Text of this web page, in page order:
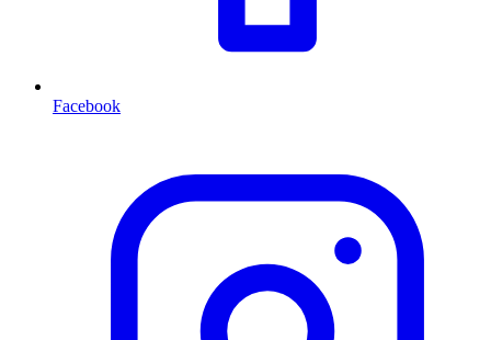
Facebook